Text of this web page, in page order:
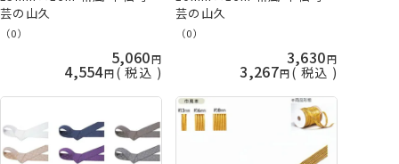
芸の山久
（0）
5,060
4,554 税込
芸の山久
（0）
3,630
3,267 税込